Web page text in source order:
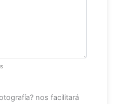
nos facilitará